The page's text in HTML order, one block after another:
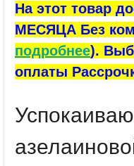
На этот товар
МЕСЯЦА Без
подробнее).
оплаты